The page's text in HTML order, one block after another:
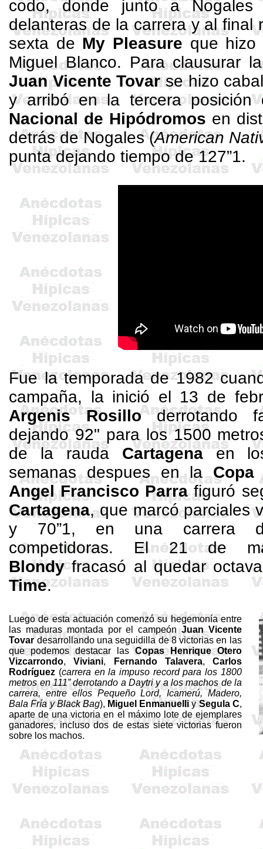
codo, donde junto a Nogales
delanteras de la carrera y al final
sexta de My Pleasure que hizo
Miguel Blanco. Para clausurar
Juan Vicente Tovarse hizo
y arribó en la tercera
Nacional de Hipódromos en
detrás de Nogales (American
punta dejando tiempo de 127”1.
Fue la temporada de 1982
campaña, la inició el 13 de
Argenis Rosilloderrotando
dejando 92" para los 1500
de la rauda Cartagenaen
semanas despuesenlaCopa
Angel Francisco Parrafiguró
Cartagena, que marcó parciales
y 70”1, en una carrera
competidoras. El 21 de
Blondyfracasó al quedar
Time.
Luego de esta actuación comenzó su hegemonía entre
las maduras montada por el campeónJuan Vicente
Tovardesarrollando una seguidilla de 8 victorias en las
que podemos destacar lasCopas Henrique Otero
Vizcarrondo,Viviani, Fernando Talavera,Carlos
Rodríguez (carrera en la impuso record para los 1800
metrosen111”derrotando a Daytri y a los machos de la
carrera, entre ellos Pequeño Lord, Icamerú, Madero,
Bala Fría y Black Bag), Miguel EnmanuelliySegulaC,
aparte de una victoria en el máximo lote de ejemplares
ganadores, incluso dos de estas siete victorias fueron
sobre los machos.